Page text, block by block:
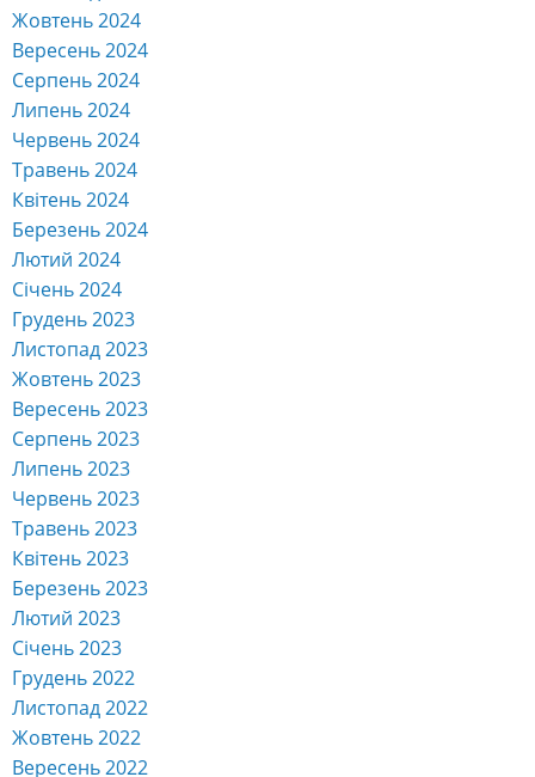
Жовтень 2024
Вересень 2024
Серпень 2024
Липень 2024
Червень 2024
Травень 2024
Квітень 2024
Березень 2024
Лютий 2024
Січень 2024
Грудень 2023
Листопад 2023
Жовтень 2023
Вересень 2023
Серпень 2023
Липень 2023
Червень 2023
Травень 2023
Квітень 2023
Березень 2023
Лютий 2023
Січень 2023
Грудень 2022
Листопад 2022
Жовтень 2022
Вересень 2022